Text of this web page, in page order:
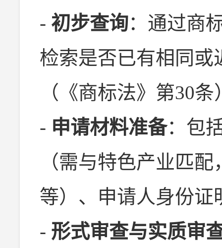
- 初步查询：通过商
检索是否已有相同或
（《商标法》第30条
- 申请材料准备：包
（需与特色产业匹
等）、申请人身份证
- 形式审查与实质审